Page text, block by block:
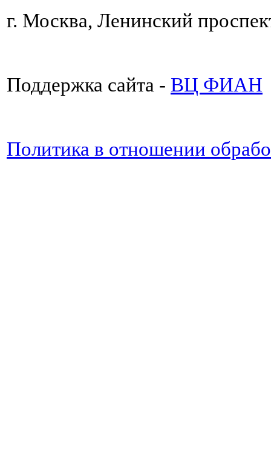
г. Москва, Ленинский
Поддержка сайта - ВЦ ФИАН
Политика в отношении